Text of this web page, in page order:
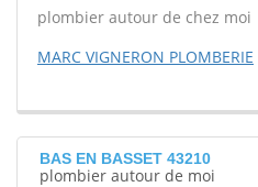
plombier autour de chez moi
MARC VIGNERON PLOMBERIE
BAS EN BASSET 43210
plombier autour de moi